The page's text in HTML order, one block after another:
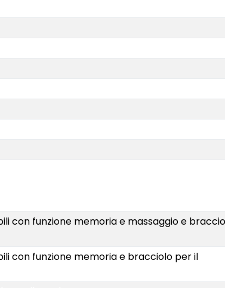
con funzione memoria e massaggio e
con funzione memoria e bracciolo per il